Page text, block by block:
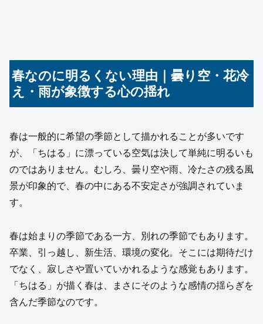
春なのに明るくない理由｜曇り空・花冷
え・雨が象徴する心の揺れ
春は一般的に希望の季節として描かれることが多いです
が、「ちはる」に漂っている空気は決して単純に明るいも
のではありません。むしろ、曇り空や雨、冷たさの残る風
景が印象的で、春の中にある不安定さが強調されていま
す。
春は始まりの季節である一方、別れの季節でもあります。
卒業、引っ越し、新生活、環境の変化。そこには期待だけ
でなく、寂しさや置いていかれるような感覚もあります。
「ちはる」が描く春は、まさにそのような感情の揺らぎを
含んだ季節なのです。